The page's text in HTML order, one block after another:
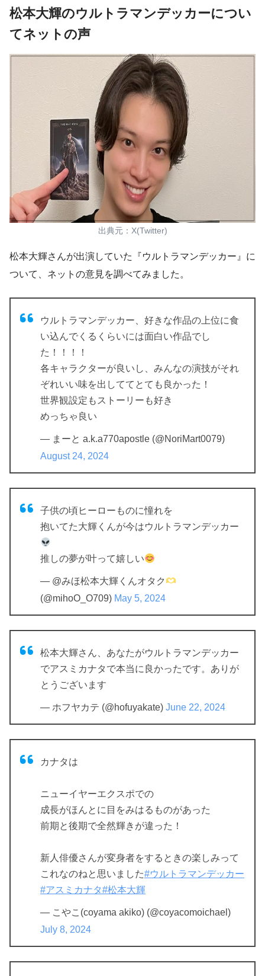
松本大輝のウルトラマンデッカーについ
てネットの声
出典元：X(Twitter)
松本大輝さんが出演していた『ウルトラマンデッカー』に
ついて、 ネットの意見を調べてみました。
ウルトラマンデッカー、好きな作品の上位に食
い込んでくるくらいには面白い作品でし
た！！！！
各キャラクターが良いし、みんなの演技がそれ
ぞれいい味を出しててとても良かった！
世界観設定もストーリーも好き
めっちゃ良い
— まーと a.k.a770apostle (@NoriMart0079)
August 24, 2024
子供の頃ヒーローものに憧れを
抱いてた大輝くんが今はウルトラマンデッカー
推しの夢が叶って嬉しい
— @みほ松本大輝くんオタク
(@mihoO_O709) May 5, 2024
松本大輝さん、あなたがウルトラマンデッカー
でアスミカナタで本当に良かったです。ありが
とうございます
— ホフヤカテ (@hofuyakate) June 22, 2024
カナタは
ニューイヤーエクスポでの
成長がほんとに目をみはるものがあった
前期と後期で全然輝きが違った！
新人俳優さんが変身者をするときの楽しみって
これなのねと思いました#ウルトラマンデッカー
#アスミカナタ#松本大輝
— こやこ(coyama akiko) (@coyacomoichael)
July 8, 2024